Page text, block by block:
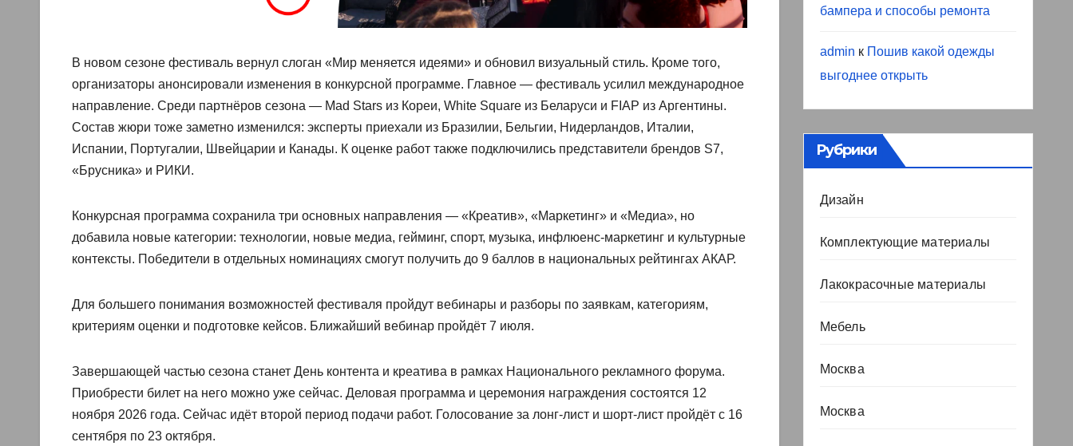
В новом сезоне фестиваль вернул слоган «Мир меняется идеями» и обновил визуальный стиль. Кроме того,
организаторы анонсировали изменения в конкурсной программе. Главное — фестиваль усилил международное
направление. Среди партнёров сезона — Mad Stars из Кореи, White Square из Беларуси и FIAP из Аргентины.
Состав жюри тоже заметно изменился: эксперты приехали из Бразилии, Бельгии, Нидерландов, Италии,
Испании, Португалии, Швейцарии и Канады. К оценке работ также подключились представители брендов S7,
«Брусника» и РИКИ.
Конкурсная программа сохранила три основных направления — «Креатив», «Маркетинг» и «Медиа», но
добавила новые категории: технологии, новые медиа, гейминг, спорт, музыка, инфлюенс-маркетинг и культурные
контексты. Победители в отдельных номинациях смогут получить до 9 баллов в национальных рейтингах АКАР.
Для большего понимания возможностей фестиваля пройдут вебинары и разборы по заявкам, категориям,
критериям оценки и подготовке кейсов. Ближайший вебинар пройдёт 7 июля.
Завершающей частью сезона станет День контента и креатива в рамках Национального рекламного форума.
Приобрести билет на него можно уже сейчас. Деловая программа и церемония награждения состоятся 12
ноября 2026 года. Сейчас идёт второй период подачи работ. Голосование за лонг-лист и шорт-лист пройдёт с 16
сентября по 23 октября.
бампера и способы ремонта
admin к Пошив какой одежды
выгоднее открыть
Рубрики
Дизайн
Комплектующие материалы
Лакокрасочные материалы
Мебель
Москва
Москва